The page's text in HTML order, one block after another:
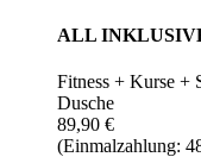
ALL
Fitness + Kurse +
Dusche
89,90 €
(Einmalzahlung: